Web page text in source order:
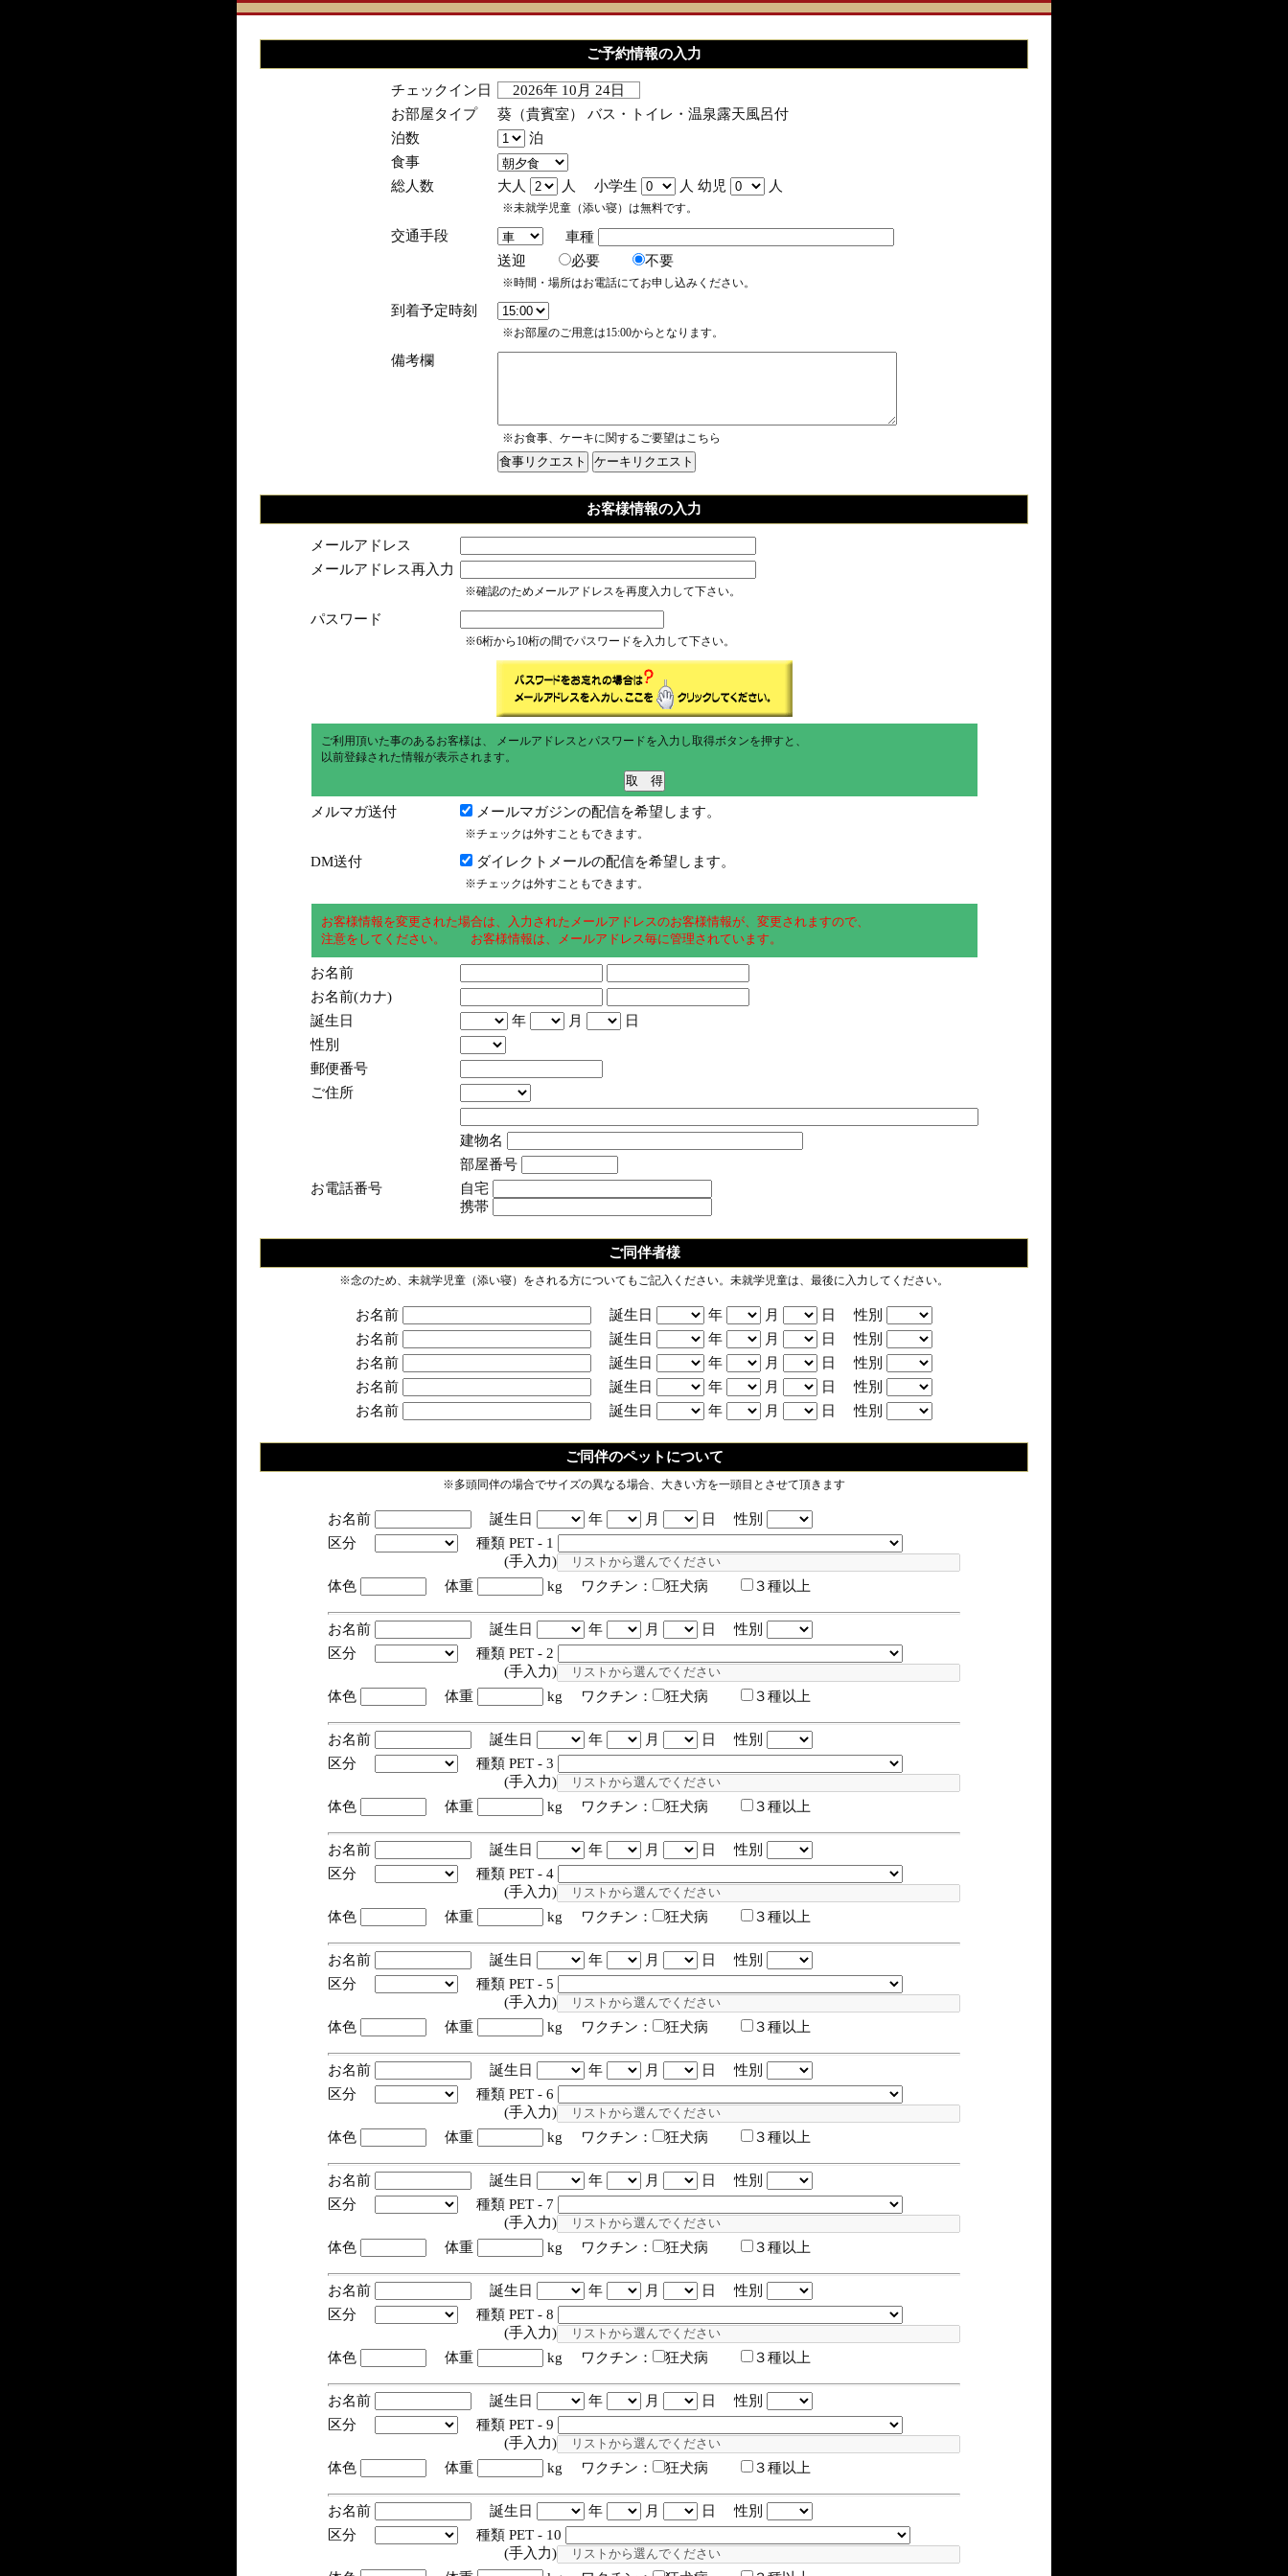
ご予約情報の入力
チェックイン日
2026年 10月 24日
お部屋タイプ
葵（貴賓室） バス・トイレ・温泉露天風呂付
泊数
泊
食事
総人数
大人 人 小学生 人 幼児 人
※未就学児童（添い寝）は無料です。
交通手段
車種
送迎
必要 不要
※時間・場所はお電話にてお申し込みください。
到着予定時刻
※お部屋のご用意は15:00からとなります。
備考欄
※お食事、ケーキに関するご要望はこちら
お客様情報の入力
メールアドレス
メールアドレス再入力
※確認のためメールアドレスを再度入力して下さい。
パスワード
※6桁から10桁の間でパスワードを入力して下さい。
ご利用頂いた事のあるお客様は、 メールアドレスとパスワードを入力し取得ボタンを押すと、
以前登録された情報が表示されます。
メルマガ送付 メールマガジンの配信を希望します。
※チェックは外すこともできます。
DM送付 ダイレクトメールの配信を希望します。
※チェックは外すこともできます。
お客様情報を変更された場合は、入力されたメールアドレスのお客様情報が、変更されますので、
注意をしてください。 お客様情報は、メールアドレス毎に管理されています。
お名前
お名前(カナ)
誕生日
年 月
日
性別
郵便番号
ご住所
建物名
部屋番号
お電話番号
自宅
携帯
ご同伴者様
※念のため、未就学児童（添い寝）をされる方についてもご記入ください。未就学児童は、最後に入力してください。
お名前 誕生日 年 月
日 性別
お名前
誕生日 年 月
日 性別
お名前
誕生日 年 月
日 性別
お名前
誕生日 年 月
日 性別
お名前
誕生日 年 月 日 性別
ご同伴のペットについて
※多頭同伴の場合でサイズの異なる場合、大きい方を一頭目とさせて頂きます
お名前 誕生日 年 月
日 性別
区分
種類 PET - 1
(手入力)
体色
体重 kg ワクチン： 狂犬病 ３種以上
お名前 誕生日 年 月
日 性別
区分
種類 PET - 2
(手入力)
体色
体重 kg ワクチン： 狂犬病 ３種以上
お名前 誕生日 年 月
日 性別
区分
種類 PET - 3
(手入力)
体色
体重 kg ワクチン： 狂犬病 ３種以上
お名前 誕生日 年 月
日 性別
区分
種類 PET - 4
(手入力)
体色
体重 kg ワクチン： 狂犬病 ３種以上
お名前 誕生日 年 月
日 性別
区分
種類 PET - 5
(手入力)
体色
体重 kg ワクチン： 狂犬病 ３種以上
お名前 誕生日 年 月
日 性別
区分
種類 PET - 6
(手入力)
体色
体重 kg ワクチン： 狂犬病 ３種以上
お名前 誕生日 年 月
日 性別
区分
種類 PET - 7
(手入力)
体色
体重 kg ワクチン： 狂犬病 ３種以上
お名前 誕生日 年 月
日 性別
区分
種類 PET - 8
(手入力)
体色
体重 kg ワクチン： 狂犬病 ３種以上
お名前 誕生日 年 月
日 性別
区分
種類 PET - 9
(手入力)
体色
体重 kg ワクチン： 狂犬病 ３種以上
お名前 誕生日 年 月
日 性別
区分
種類 PET - 10
(手入力)